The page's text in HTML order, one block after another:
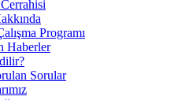
Programı
Haberler
Sorular